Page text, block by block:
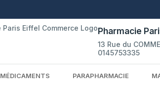
Pharmacie
13 Rue du
0145753335
MÉDICAMENTS PARAPHARMACIE